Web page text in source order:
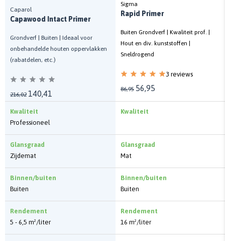
Caparol
Capawood Intact Primer
Grondverf | Buiten | Ideaal voor
onbehandelde houten oppervlakken
(rabatdelen, etc.)
216,02 140,41
Kwaliteit
Professioneel
Glansgraad
Zijdemat
Binnen/buiten
Buiten
Rendement
5 - 6,5 m²/liter
Sigma
Rapid Primer
Buiten Grondverf | Kwaliteit prof. |
Hout en div. kunststoffen |
Sneldrogend
3 reviews
86,95 56,95
Kwaliteit
Glansgraad
Mat
Binnen/buiten
Buiten
Rendement
16 m²/liter